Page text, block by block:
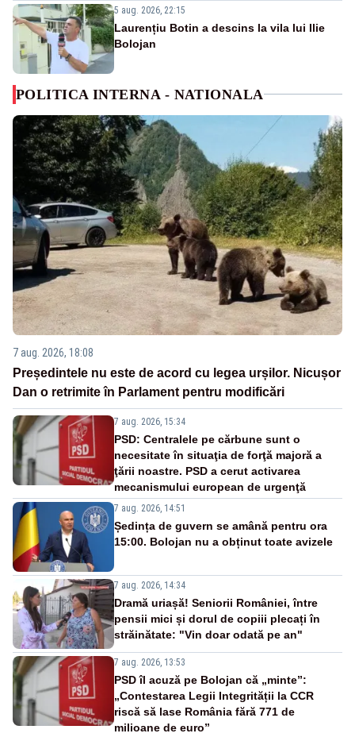
5 aug. 2026, 22:15
Laurențiu Botin a descins la vila lui Ilie
Bolojan
POLITICA INTERNA - NATIONALA
7 aug. 2026, 18:08
Președintele nu este de acord cu legea urșilor. Nicușor
Dan o retrimite în Parlament pentru modificări
7 aug. 2026, 15:34
PSD: Centralele pe cărbune sunt o
necesitate în situaţia de forţă majoră a
ţării noastre. PSD a cerut activarea
mecanismului european de urgenţă
7 aug. 2026, 14:51
Ședința de guvern se amână pentru ora
15:00. Bolojan nu a obținut toate avizele
7 aug. 2026, 14:34
Dramă uriașă! Seniorii României, între
pensii mici și dorul de copiii plecați în
străinătate: "Vin doar odată pe an"
7 aug. 2026, 13:53
PSD îl acuză pe Bolojan că „minte”:
„Contestarea Legii Integrității la CCR
riscă să lase România fără 771 de
milioane de euro”